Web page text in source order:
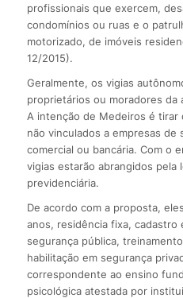
profissionais que exercem,
condomínios ou ruas e o
motorizado, de imóveis
12/2015).
Geralmente, os vigias
proprietários ou moradores da
A intenção de Medeiros é tirar
não vinculados a empresas de
comercial ou bancária. Com o
vigias estarão abrangidos pela
previdenciária.
De acordo com a proposta,
anos, residência fixa,
segurança pública,
habilitação em segurança
correspondente ao ensino
psicológica atestada por